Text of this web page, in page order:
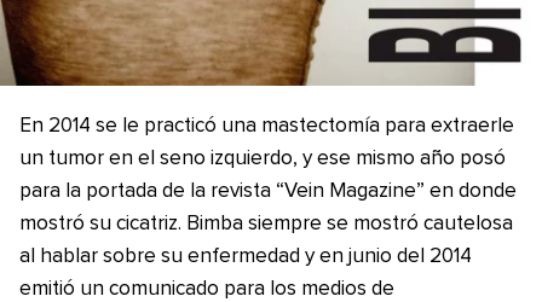
En 2014 se le practicó una mastectomía para extraerle
un tumor en el seno izquierdo, y ese mismo año posó
para la portada de la revista “Vein Magazine” en donde
mostró su cicatriz. Bimba siempre se mostró cautelosa
al hablar sobre su enfermedad y en junio del 2014
emitió un comunicado para los medios de